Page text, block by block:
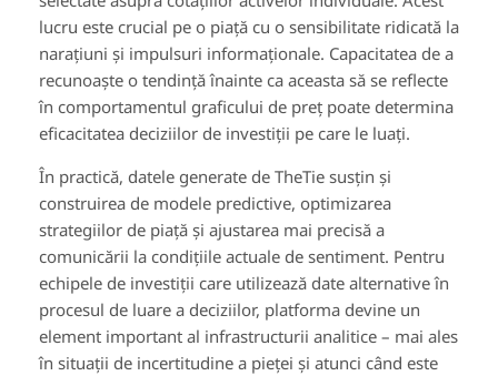
lucru este crucial pe o piață cu o sensibilitate ridicată la
narațiuni și impulsuri informaționale. Capacitatea de a
recunoaște o tendință înainte ca aceasta să se reflecte
în comportamentul graficului de preț poate determina
eficacitatea deciziilor de investiții pe care le luați.
În practică, datele generate de TheTie susțin și
construirea de modele predictive, optimizarea
strategiilor de piață și ajustarea mai precisă a
comunicării la condițiile actuale de sentiment. Pentru
echipele de investiții care utilizează date alternative în
procesul de luare a deciziilor, platforma devine un
element important al infrastructurii analitice – mai ales
în situații de incertitudine a pieței și atunci când este